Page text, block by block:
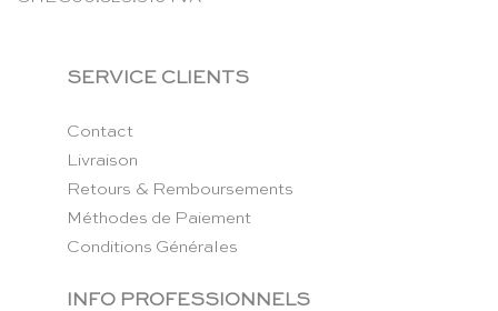
SERVICE CLIENTS
Contact
Livraison
Retours & Remboursements
Méthodes de Paiement
Conditions Générales
INFO PROFESSIONNELS